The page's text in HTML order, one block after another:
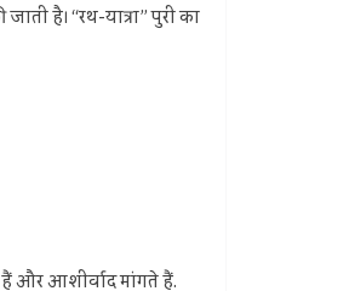
है। “रथ-यात्रा” पुरी का
हैं और आशीर्वाद मांगते हैं.